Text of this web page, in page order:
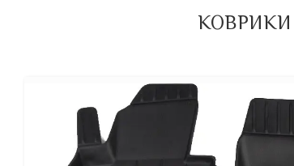
КОВРИКИ